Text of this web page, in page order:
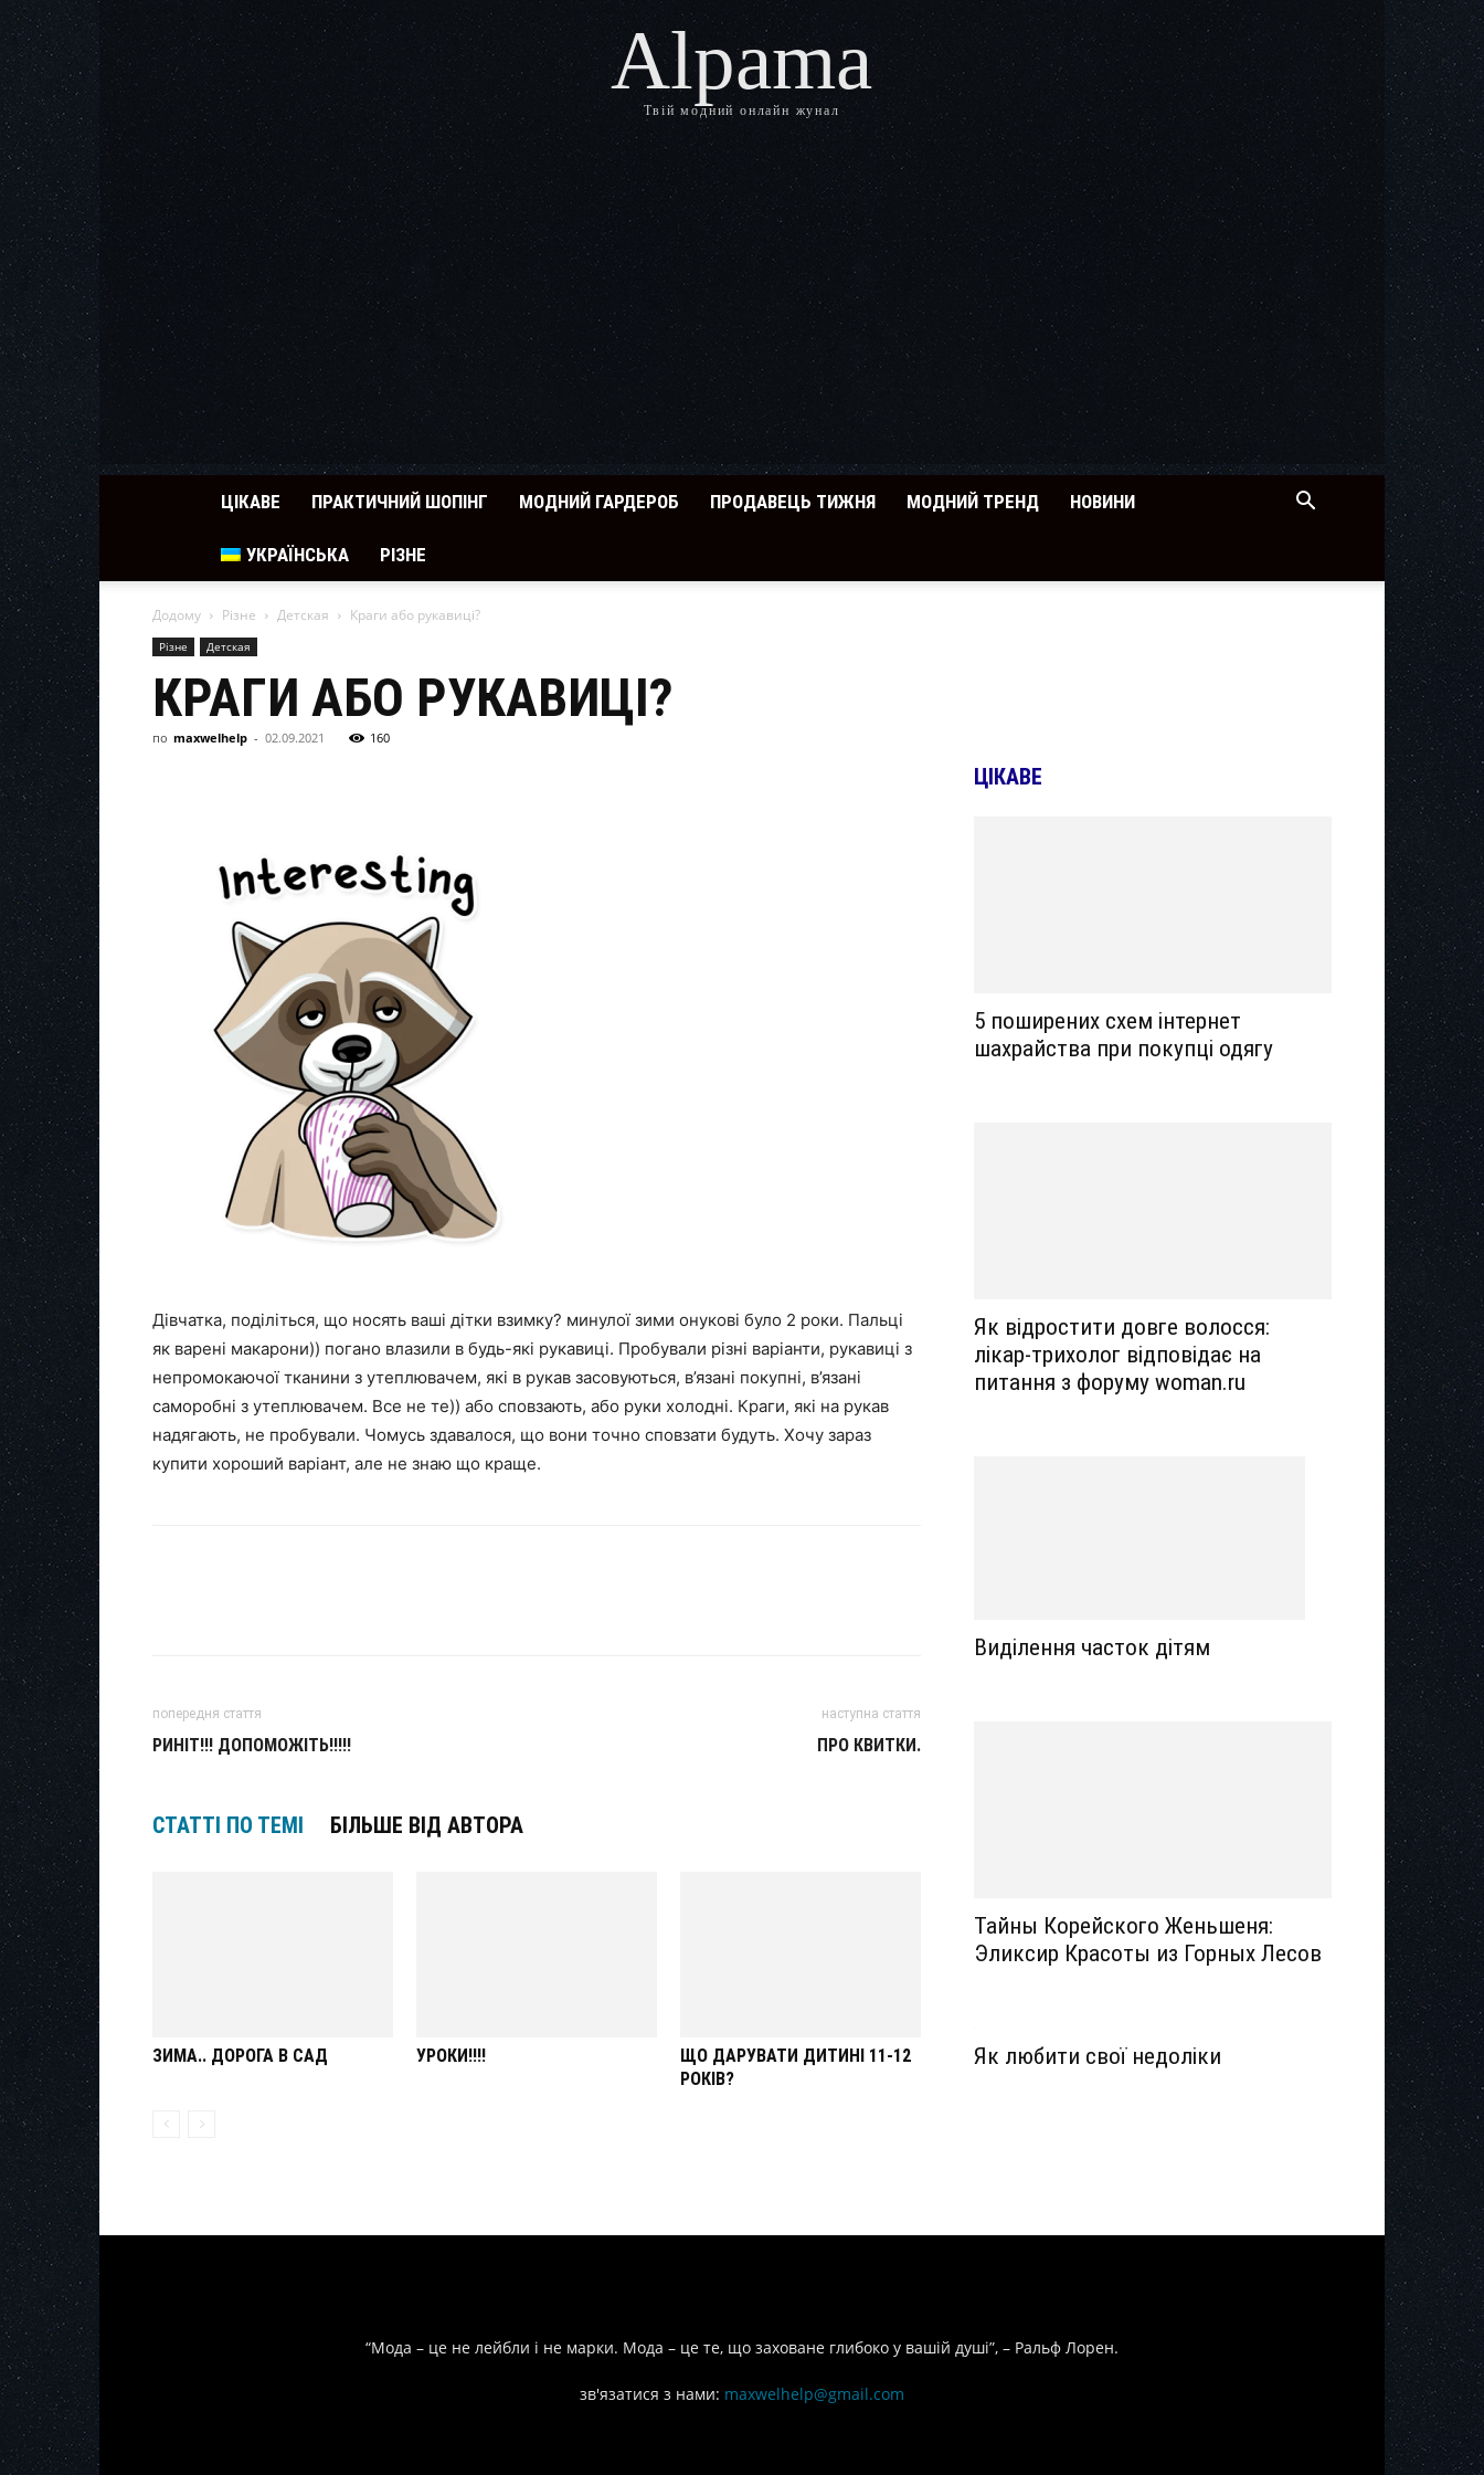
Alpama
Твій модний онлайн жунал
ЦІКАВЕ ПРАКТИЧНИЙ ШОПІНГ МОДНИЙ ГАРДЕРОБ ПРОДАВЕЦЬ ТИЖНЯ МОДНИЙ ТРЕНД НОВИНИ
УКРАЇНСЬКА РІЗНЕ
Додому Різне Детская Краги або рукавиці?
Різне Детская
КРАГИ АБО РУКАВИЦІ?
по maxwelhelp - 02.09.2021 160
Дівчатка, поділіться, що носять ваші дітки взимку? минулої зими онукові було 2 роки. Пальці
як варені макарони)) погано влазили в будь-які рукавиці. Пробували різні варіанти, рукавиці з
непромокаючої тканини з утеплювачем, які в рукав засовуються, в’язані покупні, в’язані
саморобні з утеплювачем. Все не те)) або сповзають, або руки холодні. Краги, які на рукав
надягають, не пробували. Чомусь здавалося, що вони точно сповзати будуть. Хочу зараз
купити хороший варіант, але не знаю що краще.
попередня стаття
РИНІТ!!! ДОПОМОЖІТЬ!!!!!
наступна стаття
ПРО КВИТКИ.
СТАТТІ ПО ТЕМІ БІЛЬШЕ ВІД АВТОРА
ЗИМА.. ДОРОГА В САД УРОКИ!!!!
ЩО ДАРУВАТИ ДИТИНІ 11-12
РОКІВ?
ЦІКАВЕ
5 поширених схем інтернет
шахрайства при покупці одягу
Як відростити довге волосся:
лікар-трихолог відповідає на
питання з форуму woman.ru
Виділення часток дітям
Тайны Корейского Женьшеня:
Эликсир Красоты из Горных Лесов
Як любити свої недоліки
“Мода – це не лейбли і не марки. Мода – це те, що заховане глибоко у вашій душі”, – Ральф Лорен.
зв'язатися з нами: maxwelhelp@gmail.com